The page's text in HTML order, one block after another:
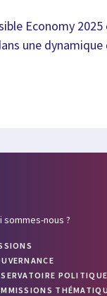
Economy
une
sommes-nous ?